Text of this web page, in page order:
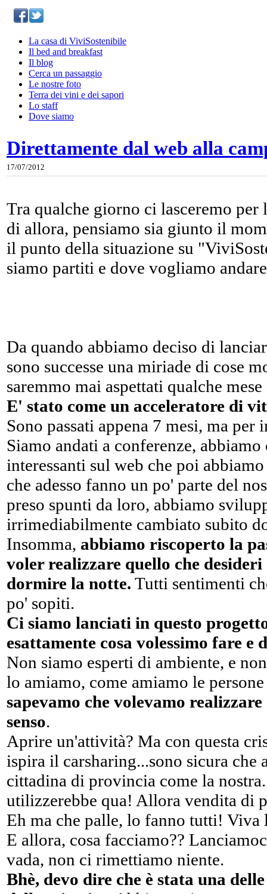
La casa di ViviSostenibile
Il bed and breakfast
Il blog
Cerca un passaggio
Le nostre foto
Terra dei vini e dei sapori
Lo staff
Dove siamo
Direttamente dal web alla
17/07/2012
Tra qualche giorno ci lasceremo per
di allora, pensiamo sia giunto il
il punto della situazione su
siamo partiti e dove vogliamo
Da quando abbiamo deciso di
sono successe una miriade di cose
saremmo mai aspettati qualche mese
E' stato come un acceleratore di
Sono passati appena 7 mesi, ma per
Siamo andati a conferenze,
interessanti sul web che poi
che adesso fanno un po' parte del
preso spunti da loro, abbiamo
irrimediabilmente cambiato subito
Insomma, abbiamo riscoperto la
voler realizzare quello che
dormire la notte. Tutti sentimenti
po' sopiti.
Ci siamo lanciati in questo
esattamente cosa volessimo fare e
Non siamo esperti di ambiente, e
lo amiamo, come amiamo le
sapevamo che volevamo
senso.
Aprire un'attività? Ma con questa
ispira il carsharing...sono sicura che
cittadina di provincia come la
utilizzerebbe qua! Allora vendita di
Eh ma che palle, lo fanno tutti!
E allora, cosa facciamo??
vada, non ci rimettiamo niente.
Bhè, devo dire che è stata una